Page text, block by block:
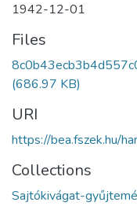
1942-12-01
Files
(686.97 KB)
URI
https://bea.fszek.hu/
Collections
Sajtókivágat-